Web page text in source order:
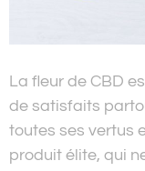
La fleur de CBD
de satisfaits
toutes ses vertus
produit élite, qui